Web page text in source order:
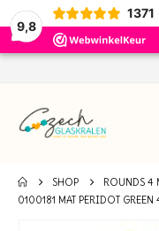
9,8
1371
SHOP ROUNDS 4
0100181 MAT PERIDOT GREEN